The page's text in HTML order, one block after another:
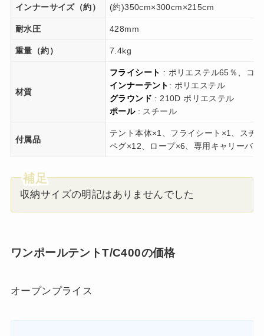
インナーサイズ（約） (約)350cm×300cm×215cm
耐水圧 428mm
重量（約） 7.4kg
材質
フライシート : ポリエステル65％、コ
インナーテント : ポリエステル
グラウンド : 210D ポリエステル
ポール: スチール
付属品
テント本体×1、フライシート×1、スチ
ペグ×12、ロープ×6、専用キャリーバッ
収納サイズの明記はありませんでした
ワンポールテントT/C400の価格
オープンプライス